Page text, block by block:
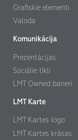
Grafiskie elementi
Valoda
Komunikācija
Prezentācijas
Sociālie tīkli
LMT Owned baneri
LMT Karte
LMT Kartes logo
LMT Kartes krāsas